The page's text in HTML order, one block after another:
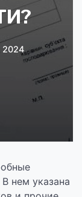
2024
нем указана